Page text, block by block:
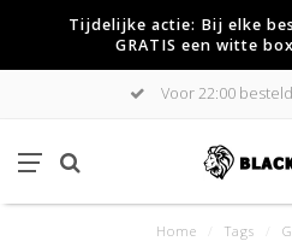
Tijdelijke actie: Bij elke
GRATIS een witte
Voor 22:00
Home Tags